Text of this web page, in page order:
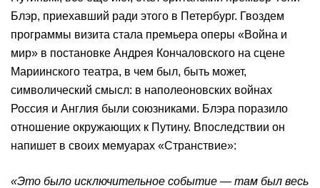
Блэр, приехавший ради этого в Петербург. Гвоздем
программы визита стала премьера оперы «Война и
мир» в постановке Андрея Кончаловского на сцене
Мариинского театра, в чем был, быть может,
символический смысл: в наполеоновских войнах
Россия и Англия были союзниками. Блэра поразило
отношение окружающих к Путину. Впоследствии он
напишет в своих мемуарах «Странствие»:
«Это было исключительное событие — там был весь